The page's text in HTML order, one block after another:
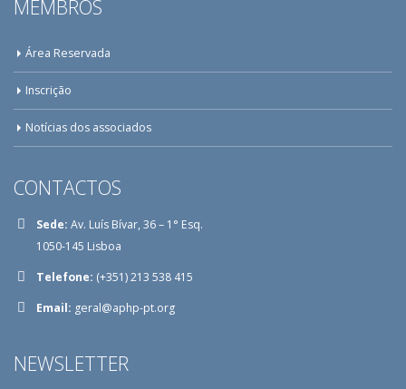
MEMBROS
Área Reservada
Inscrição
Notícias dos associados
CONTACTOS
Sede: Av. Luís Bívar, 36 – 1° Esq.
1050-145 Lisboa
Telefone: (+351) 213 538 415
Email: geral@aphp-pt.org
NEWSLETTER